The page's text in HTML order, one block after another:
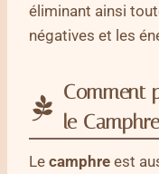
éliminant ainsi
négatives et les
Comment
le
Le camphre est